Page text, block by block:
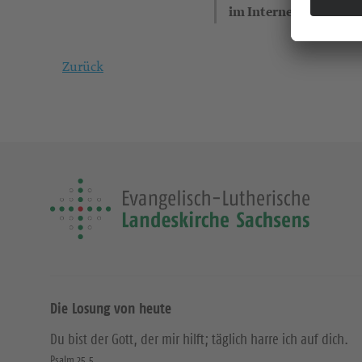
im Internet)
Zurück
Die Losung von heute
Du bist der Gott, der mir hilft; täglich harre ich auf dich.